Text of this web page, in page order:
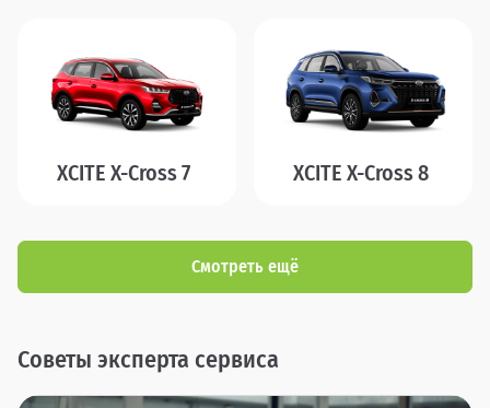
XCITE X-Cross 7 XCITE X-Cross 8
Смотреть ещё
Советы эксперта сервиса